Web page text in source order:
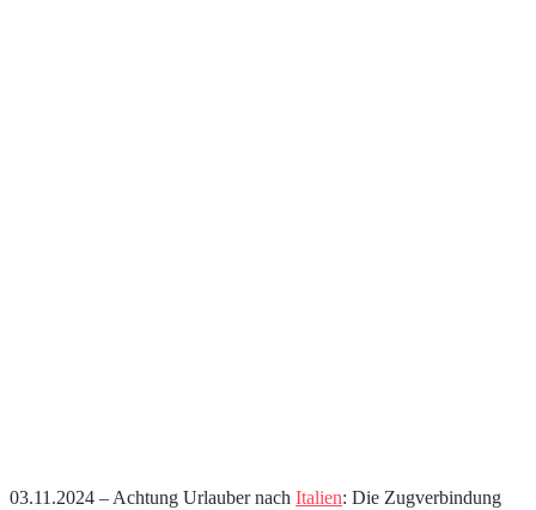
03.11.2024 – Achtung Urlauber nach Italien: Die Zugverbindung